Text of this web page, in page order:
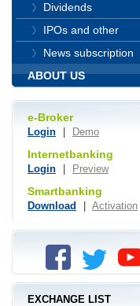
Dividends
IPOs and other
News subscription
ABOUT US
e-Broker
Login Demo
Internetbanking
Login Preview
Smartbanking
Download Activation
EXCHANGE LIST